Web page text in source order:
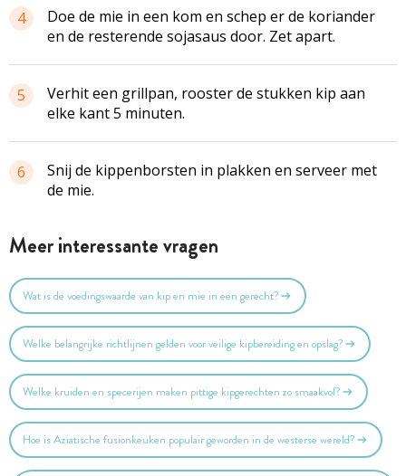
4
Doe de mie in een kom en schep er de koriander
en de resterende sojasaus door. Zet apart.
5
Verhit een grillpan, rooster de stukken kip aan
elke kant 5 minuten.
6
Snij de kippenborsten in plakken en serveer met
de mie.
Meer interessante vragen
Wat is de voedingswaarde van kip en mie in een gerecht?
Welke belangrijke richtlijnen gelden voor veilige kipbereiding en opslag?
Welke kruiden en specerijen maken pittige kipgerechten zo smaakvol?
Hoe is Aziatische fusionkeuken populair geworden in de westerse wereld?